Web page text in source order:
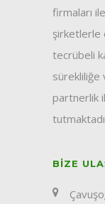
firmaları ile
şirketlerle
tecrübeli
sürekliliğe
partnerlik
BIZE